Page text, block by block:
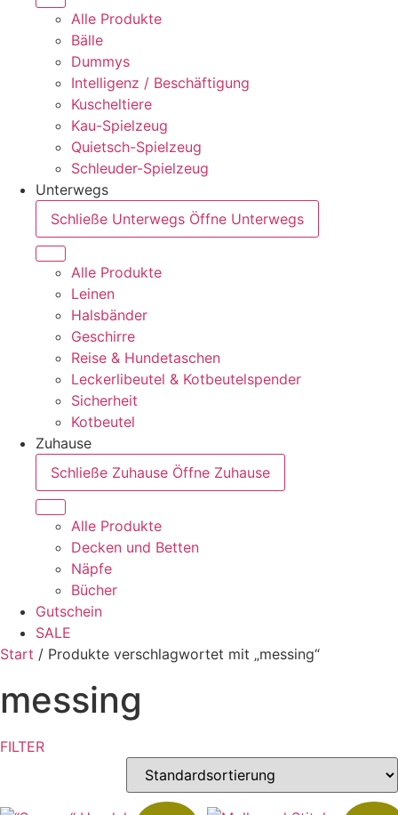
Alle Produkte
Bälle
Dummys
Intelligenz / Beschäftigung
Kuscheltiere
Kau-Spielzeug
Quietsch-Spielzeug
Schleuder-Spielzeug
Unterwegs
Schließe Unterwegs Öffne Unterwegs
Alle Produkte
Leinen
Halsbänder
Geschirre
Reise & Hundetaschen
Leckerlibeutel & Kotbeutelspender
Sicherheit
Kotbeutel
Zuhause
Schließe Zuhause Öffne Zuhause
Alle Produkte
Decken und Betten
Näpfe
Bücher
Gutschein
SALE
Start / Produkte verschlagwortet mit „messing“
messing
FILTER